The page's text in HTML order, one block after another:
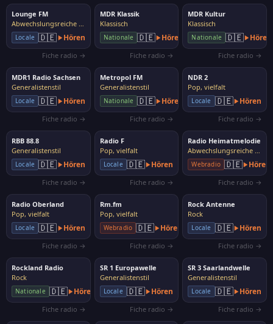
Lounge FM
Abwechslungsreiche Musik
Locale 🇩🇪 Hören
Fiche radio →
MDR Klassik
Klassisch
Nationale 🇩🇪 Hören
Fiche radio →
MDR Kultur
Klassisch
Nationale 🇩🇪 Hören
Fiche radio →
MDR1 Radio Sachsen
Generalistenstil
Locale 🇩🇪 Hören
Fiche radio →
Metropol FM
Generalistenstil
Nationale 🇩🇪 Hören
Fiche radio →
NDR 2
Pop, vielfalt
Locale 🇩🇪 Hören
Fiche radio →
RBB 88.8
Generalistenstil
Locale 🇩🇪 Hören
Fiche radio →
Radio F
Pop, vielfalt
Locale 🇩🇪 Hören
Fiche radio →
Radio Heimatmelodie
Abwechslungsreiche Musik
Webradio 🇩🇪 Hören
Fiche radio →
Radio Oberland
Pop, vielfalt
Locale 🇩🇪 Hören
Fiche radio →
Rm.fm
Pop, vielfalt
Webradio 🇩🇪 Hören
Fiche radio →
Rock Antenne
Rock
Locale 🇩🇪 Hören
Fiche radio →
Rockland Radio
Rock
Nationale 🇩🇪 Hören
Fiche radio →
SR 1 Europawelle
Generalistenstil
Locale 🇩🇪 Hören
Fiche radio →
SR 3 Saarlandwelle
Generalistenstil
Locale 🇩🇪 Hören
Fiche radio →